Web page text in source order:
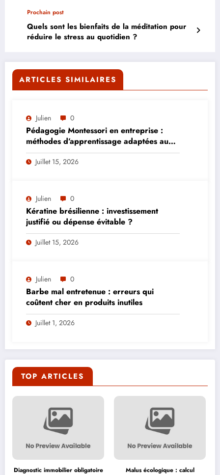
Prochain post
Quels sont les bienfaits de la méditation pour
réduire le stress au quotidien ?
ARTICLES SIMILAIRES
Julien 0
Pédagogie Montessori en entreprise :
méthodes d’apprentissage adaptées aux
adultes
Juillet 15, 2026
Julien 0
Kératine brésilienne : investissement
justifié ou dépense évitable ?
Juillet 15, 2026
Julien 0
Barbe mal entretenue : erreurs qui
coûtent cher en produits inutiles
Juillet 1, 2026
TOP ARTICLES
Diagnostic immobilier obligatoire Malus écologique : calcul